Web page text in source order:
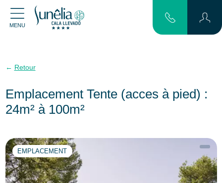
MENU
Retour
Emplacement Tente (acces à pied) :
24m² à 100m²
EMPLACEMENT